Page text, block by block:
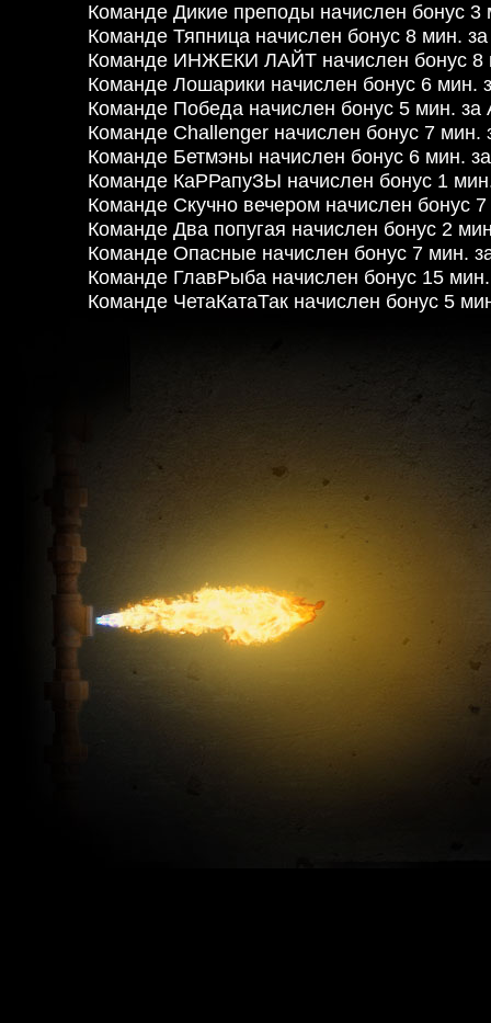
Команде Дикие преподы начислен бонус 3
Команде Тяпница начислен бонус 8 мин. за
Команде ИНЖЕКИ ЛАЙТ начислен бонус 8
Команде Лошарики начислен бонус 6 мин.
Команде Победа начислен бонус 5 мин. за
Команде Challenger начислен бонус 7 мин.
Команде Бетмэны начислен бонус 6 мин.
Команде КаРРапуЗЫ начислен бонус 1
Команде Скучно вечером начислен бонус
Команде Два попугая начислен бонус 2
Команде Опасные начислен бонус 7 мин.
Команде ГлавРыба начислен бонус 15
Команде ЧетаКатаТак начислен бонус 5